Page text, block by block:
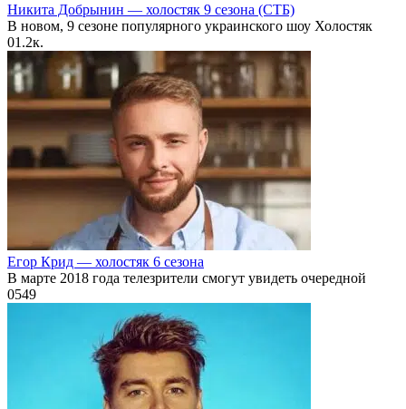
Никита Добрынин — холостяк 9 сезона (СТБ)
В новом, 9 сезоне популярного украинского шоу Холостяк
01.2к.
Егор Крид — холостяк 6 сезона
В марте 2018 года телезрители смогут увидеть очередной
0549